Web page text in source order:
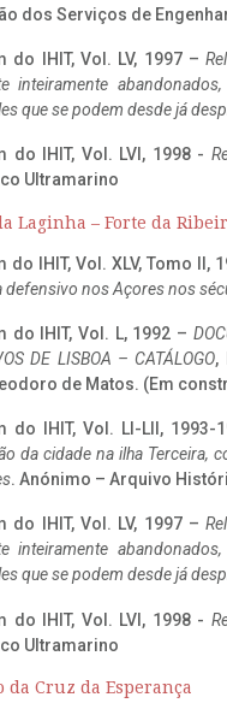
dos Serviços de
do IHIT, Vol. LV, 1997 –
inteiramente
que se podem desde já
do IHIT, Vol. LVI, 1998 -
Ultramarino
Laginha – Forte da
do IHIT, Vol. XLV, Tomo II,
defensivo nos Açores nos
do IHIT, Vol. L, 1992 –
DE LISBOA – CATÁLOGO,
de Matos. (Em
do IHIT, Vol. LI-LII, 1993-
da cidade na ilha Terceira,
. Anónimo – Arquivo
do IHIT, Vol. LV, 1997 –
inteiramente
que se podem desde já
do IHIT, Vol. LVI, 1998 -
Ultramarino
da Cruz da Esperança